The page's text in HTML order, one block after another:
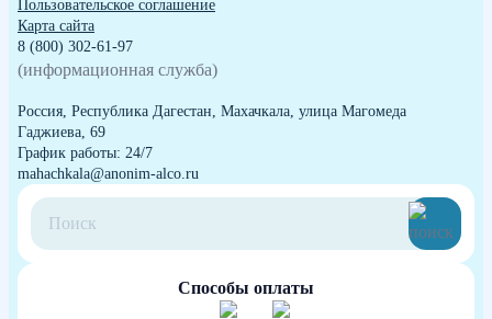
Пользовательское соглашение
Карта сайта
8 (800) 302-61-97
(информационная служба)
Россия, Республика Дагестан, Махачкала, улица Магомеда
Гаджиева, 69
График работы: 24/7
mahachkala@anonim-alco.ru
Способы оплаты